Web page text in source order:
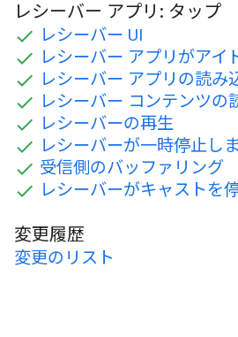
レシーバー アプリ: タップ
レシーバー UI
レシーバー アプリがアイ
レシーバー アプリの読み
レシーバー コンテンツの
レシーバーの再生
レシーバーが一時停止し
受信側のバッファリング
レシーバーがキャストを
変更履歴
変更のリスト